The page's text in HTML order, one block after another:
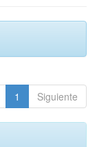
1 Siguiente